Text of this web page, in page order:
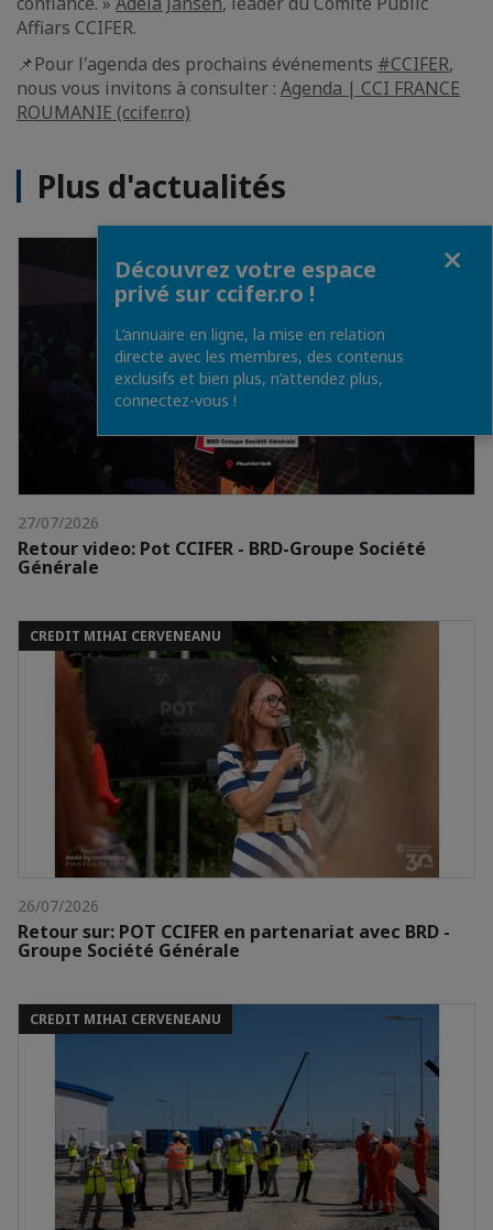
Affiars CCIFER.
📌Pour l'agenda des prochains événements #CCIFER,
nous vous invitons à consulter : Agenda | CCI FRANCE
ROUMANIE (ccifer.ro)
Plus d'actualités
27/07/2026
Retour video: Pot CCIFER - BRD-Groupe Société
Générale
CREDIT MIHAI CERVENEANU
26/07/2026
Retour sur: POT CCIFER en partenariat avec BRD -
Groupe Société Générale
CREDIT MIHAI CERVENEANU
Découvrez votre espace
privé sur ccifer.ro !
L’annuaire en ligne, la mise en relation
directe avec les membres, des contenus
exclusifs et bien plus, n’attendez plus,
connectez-vous !